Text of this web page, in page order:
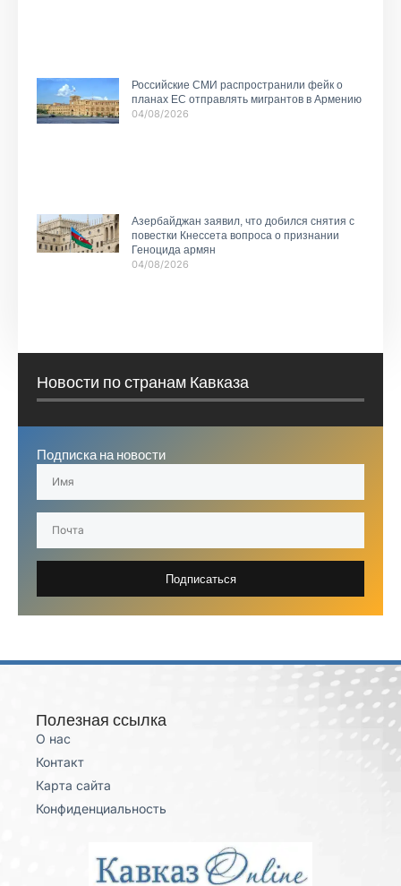
Российские СМИ распространили фейк о
планах ЕС отправлять мигрантов в Армению
04/08/2026
Азербайджан заявил, что добился снятия с
повестки Кнессета вопроса о признании
Геноцида армян
04/08/2026
Новости по странам Кавказа
Подписка на новости
Подписаться
Полезная ссылка
О нас
Контакт
Карта сайта
Конфиденциальность